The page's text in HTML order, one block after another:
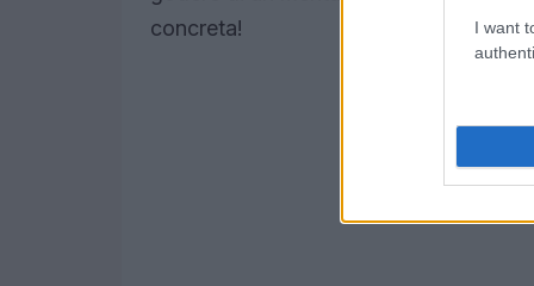
I want
concreta!